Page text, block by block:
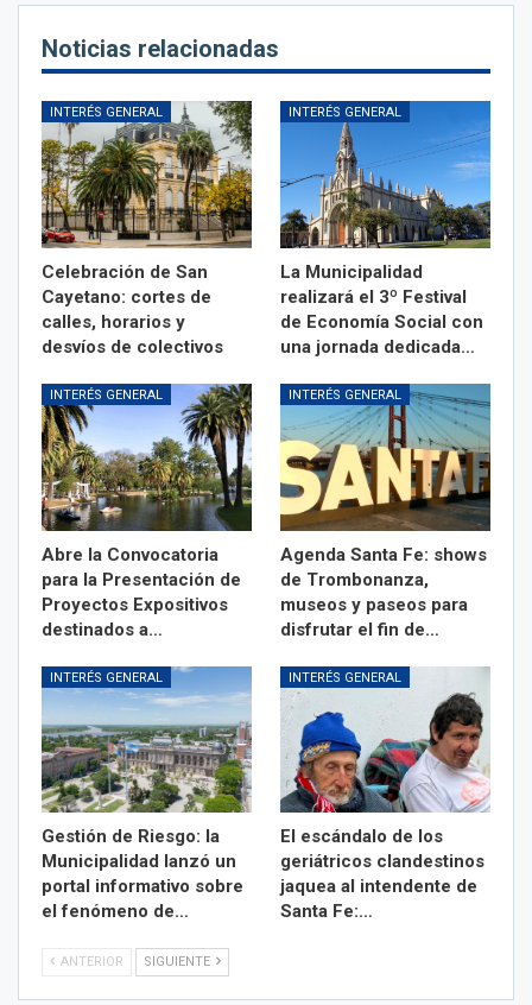
Noticias relacionadas
INTERÉS GENERAL
Celebración de San
Cayetano: cortes de
calles, horarios y
desvíos de colectivos
INTERÉS GENERAL
La Municipalidad
realizará el 3º Festival
de Economía Social con
una jornada dedicada…
INTERÉS GENERAL
Abre la Convocatoria
para la Presentación de
Proyectos Expositivos
destinados a…
INTERÉS GENERAL
Agenda Santa Fe: shows
de Trombonanza,
museos y paseos para
disfrutar el fin de…
INTERÉS GENERAL
Gestión de Riesgo: la
Municipalidad lanzó un
portal informativo sobre
el fenómeno de…
INTERÉS GENERAL
El escándalo de los
geriátricos clandestinos
jaquea al intendente de
Santa Fe:…
ANTERIOR SIGUIENTE